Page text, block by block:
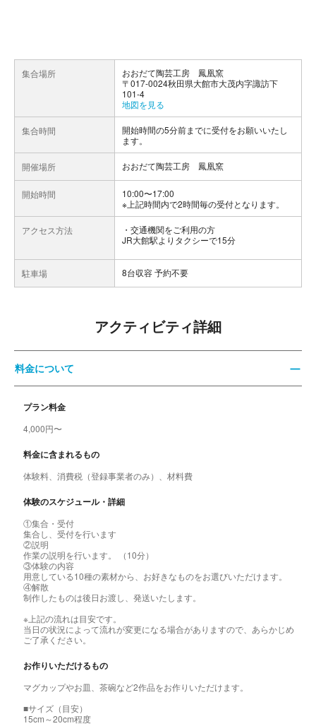
集合場所
おおだて陶芸工房 鳳凰窯
〒017-0024秋田県大館市大茂内字諏訪下
101-4
地図を見る
集合時間
開始時間の5分前までに受付をお願いいたし
ます。
開催場所 おおだて陶芸工房 鳳凰窯
開始時間
10:00〜17:00
※上記時間内で2時間毎の受付となります。
アクセス方法
交通機関をご利用の方
JR大館駅よりタクシーで15分
駐車場 8台収容 予約不要
アクティビティ詳細
料金について
プラン料金
4,000円〜
料金に含まれるもの
体験料、消費税（登録事業者のみ）、材料費
体験のスケジュール・詳細
①集合・受付
集合し、受付を行います
②説明
作業の説明を行います。 （10分）
③体験の内容
用意している10種の素材から、お好きなものをお選びいただけます。
④解散
制作したものは後日お渡し、発送いたします。
※上記の流れは目安です。
当日の状況によって流れが変更になる場合がありますので、あらかじめ
ご了承ください。
お作りいただけるもの
マグカップやお皿、茶碗など2作品をお作りいただけます。
■サイズ（目安）
15cm～20cm程度